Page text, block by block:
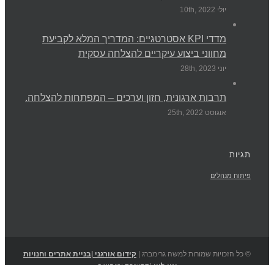
יולי 10th, 2022
מדדי KPI אסטרטגיים: המדריך המלא לקביעת
מחווני ביצוע עיקריים להצלחה עסקית
יוני 28th, 2023
תרבות ארגונית, חזון וערכים – המפתחות להצלחה.
אוגוסט 25th, 2022
תגיות
פיתוח מנהלים
© כל הזכויות שמורות למשה גרימברג | קידום אורגני בניית אתרים וחנויות